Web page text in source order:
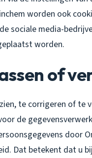
worden ook
sociale media-
worden.
of
te corrigeren of te
de
door
Dat betekent dat u